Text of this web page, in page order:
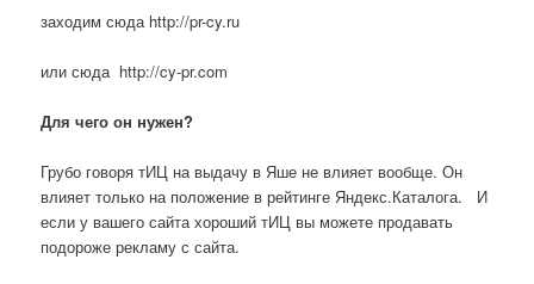
заходим сюда http://pr-cy.ru
или сюда http://cy-pr.com
Для чего он нужен?
Грубо говоря тИЦ на выдачу в Яше не влияет вообще. Он
влияет только на положение в рейтинге Яндекс.Каталога. И
если у вашего сайта хороший тИЦ вы можете продавать
подороже рекламу с сайта.